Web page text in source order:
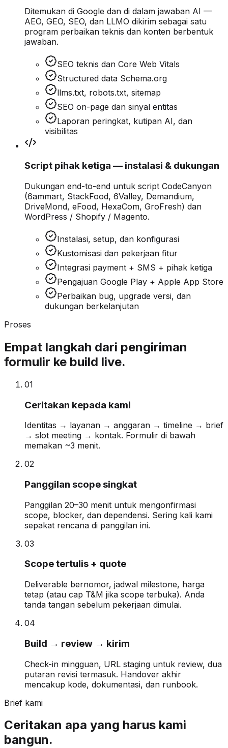
Ditemukan di Google dan di dalam jawaban AI —
AEO, GEO, SEO, dan LLMO dikirim sebagai satu
program perbaikan teknis dan konten berbentuk
jawaban.
SEO teknis dan Core Web Vitals
Structured data Schema.org
llms.txt, robots.txt, sitemap
SEO on-page dan sinyal entitas
Laporan peringkat, kutipan AI, dan
visibilitas
Script pihak ketiga — instalasi & dukungan
Dukungan end-to-end untuk script CodeCanyon
(6ammart, StackFood, 6Valley, Demandium,
DriveMond, eFood, HexaCom, GroFresh) dan
WordPress / Shopify / Magento.
Instalasi, setup, dan konfigurasi
Kustomisasi dan pekerjaan fitur
Integrasi payment + SMS + pihak ketiga
Pengajuan Google Play + Apple App Store
Perbaikan bug, upgrade versi, dan
dukungan berkelanjutan
Proses
Empat langkah dari pengiriman
formulir ke build live.
01
Ceritakan kepada kami
Identitas → layanan → anggaran → timeline → brief
→ slot meeting → kontak. Formulir di bawah
memakan ~3 menit.
02
Panggilan scope singkat
Panggilan 20–30 menit untuk mengonfirmasi
scope, blocker, dan dependensi. Sering kali kami
sepakat rencana di panggilan ini.
03
Scope tertulis + quote
Deliverable bernomor, jadwal milestone, harga
tetap (atau cap T&M jika scope terbuka). Anda
tanda tangan sebelum pekerjaan dimulai.
04
Build → review → kirim
Check-in mingguan, URL staging untuk review, dua
putaran revisi termasuk. Handover akhir
mencakup kode, dokumentasi, dan runbook.
Brief kami
Ceritakan apa yang harus kami
bangun.